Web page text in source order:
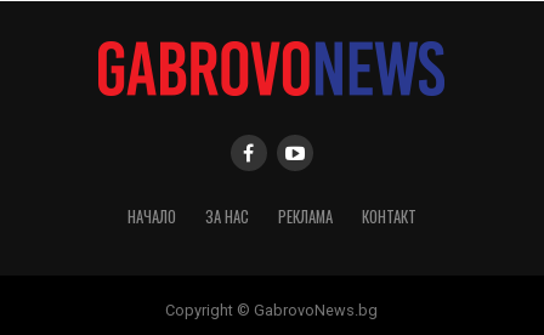
НАЧАЛО ЗА НАС РЕКЛАМА КОНТАКТ
Copyright © GabrovoNews.bg